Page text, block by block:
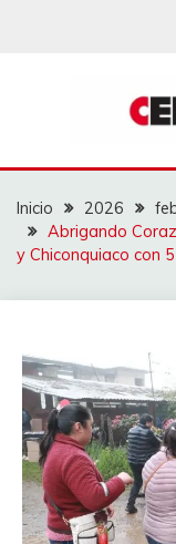
Inicio 2026
Abrigando
y Chiconquiaco con